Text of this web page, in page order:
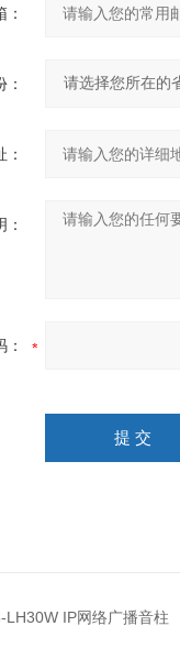
：
：
LH30W IP网络广播音柱